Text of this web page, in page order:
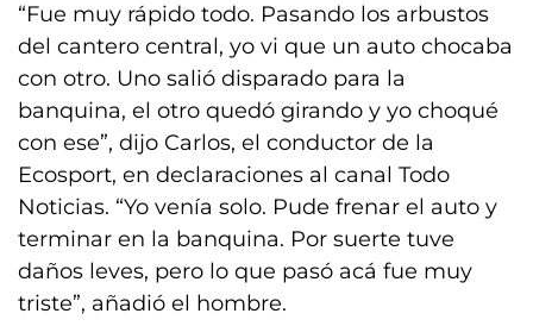
“Fue muy rápido todo. Pasando los arbustos
del cantero central, yo vi que un auto chocaba
con otro. Uno salió disparado para la
banquina, el otro quedó girando y yo choqué
con ese”, dijo Carlos, el conductor de la
Ecosport, en declaraciones al canal Todo
Noticias. “Yo venía solo. Pude frenar el auto y
terminar en la banquina. Por suerte tuve
daños leves, pero lo que pasó acá fue muy
triste”, añadió el hombre.